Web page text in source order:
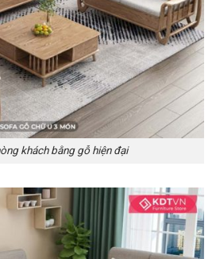
khách bằng gỗ hiện đại